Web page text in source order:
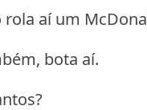
rola aí um
bota aí.